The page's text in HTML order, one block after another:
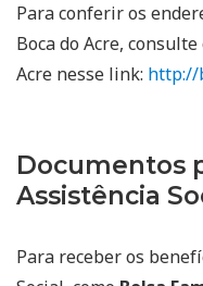
Para conferir os
Boca do Acre,
Acre nesse link: http://
Documentos
Assistência
Para receber os